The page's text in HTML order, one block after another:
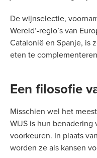
De wijnselectie,
Wereld’-regio’s van
Catalonië en Spanje, is
eten te
Een filosofie
Misschien wel het
WIJS is hun
voorkeuren. In plaats
worden ze als kansen